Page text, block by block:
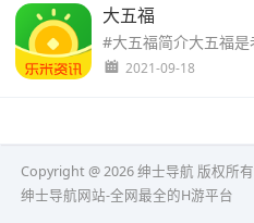
大五福
2021-09-18
Copyright @ 2026 绅士导航 版权所有
绅士导航网站-全网最全的H游平台